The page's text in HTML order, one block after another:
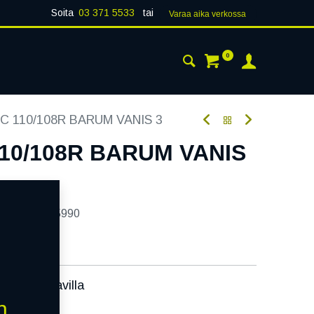
Soita 03 371 5533 tai Varaa aika verk​​​​ossa
0
110/108R BARUM VANIS 3
108R BARUM VANIS
255990
Saatavilla